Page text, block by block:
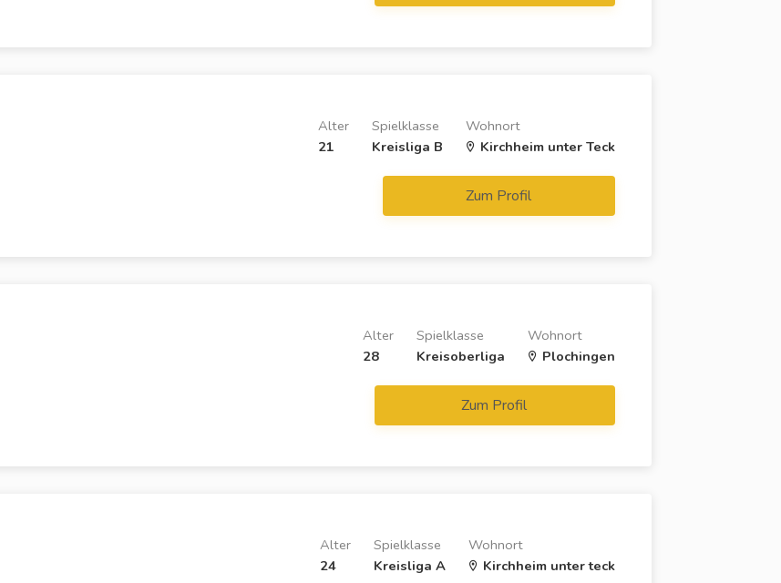
Wohnort
Kirchheim unter Teck
Spielklasse
Kreisliga B
Alter
21
Zum Profil
Wohnort
Plochingen
Spielklasse
Kreisoberliga
Alter
28
Zum Profil
Wohnort
Kirchheim unter teck
Spielklasse
Kreisliga A
Alter
24